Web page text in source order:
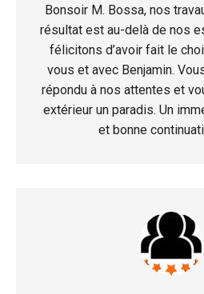
Bonsoir M. Bossa, nos
résultat est au-delà de nos
félicitons d’avoir fait le
vous et avec Benjamin.
répondu à nos attentes et
extérieur un paradis. Un
et bonne